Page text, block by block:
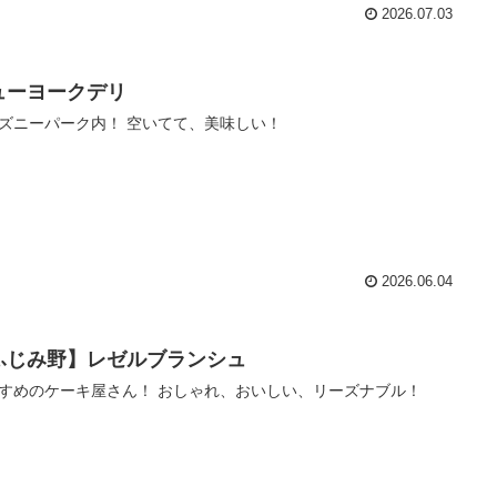
2026.07.03
ーヨークデリ
ニーパーク内！ 空いてて、美味しい！
2026.06.04
じみ野】レゼルブランシュ
めのケーキ屋さん！ おしゃれ、おいしい、リーズナブル！